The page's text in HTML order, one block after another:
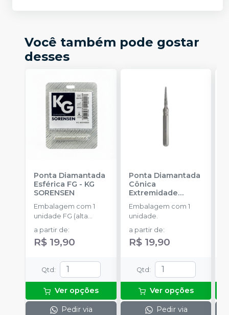
Você também pode gostar
desses
Ponta Diamantada
Esférica FG - KG
SORENSEN
Embalagem com 1
unidade FG (alta
rotação).
a partir de:
R$ 19,90
Qtd :
Ver opções
Pedir via
Ponta Diamantada
Cônica
Extremidade
Arredondada FG
KG SORENSEN
Embalagem com 1
unidade.
a partir de:
R$ 19,90
Qtd :
Ver opções
Pedir via